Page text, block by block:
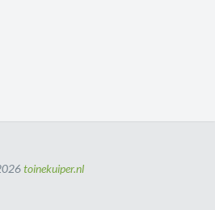
toinekuiper.nl